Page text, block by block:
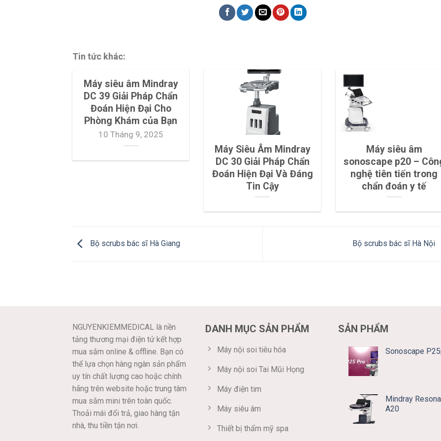
Tin tức khác:
Máy siêu âm Mindray
DC 39 Giải Pháp Chẩn
Đoán Hiện Đại Cho
Phòng Khám của Bạn
10 Tháng 9, 2025
Máy Siêu Âm Mindray
DC 30 Giải Pháp Chẩn
Đoán Hiện Đại Và Đáng
Tin Cậy
Máy siêu âm
sonoscape p20 –
nghệ tiên tiến trong
chẩn đoán y tế
Bộ scrubs bác sĩ Hà Giang Bộ scrubs bác sĩ Hà Nội
NGUYENKIEMMEDICAL là nền
tảng thương mại điện tử kết hợp
mua sắm online & offline. Bạn có
thể lựa chọn hàng ngàn sản phẩm
uy tín chất lượng cao hoặc chính
hãng trên website hoặc trung tâm
mua sắm mini trên toàn quốc.
Thoải mái đổi trả, giao hàng tận
nhà, thu tiền tận nơi.
DANH MỤC SẢN PHẨM
Máy nội soi tiêu hóa
Máy nội soi Tai Mũi Họng
Máy điện tim
Máy siêu âm
Thiết bị thẩm mỹ spa
SẢN PHẨM
Sonoscape
Mindray Resona
A20